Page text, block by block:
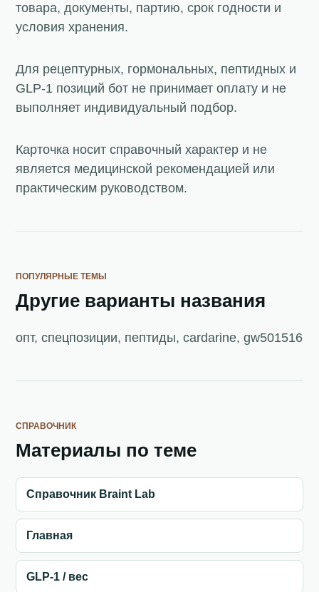
товара, документы, партию, срок годности и
условия хранения.
Для рецептурных, гормональных, пептидных и
GLP-1 позиций бот не принимает оплату и не
выполняет индивидуальный подбор.
Карточка носит справочный характер и не
является медицинской рекомендацией или
практическим руководством.
ПОПУЛЯРНЫЕ ТЕМЫ
Другие варианты названия
опт, спецпозиции, пептиды, cardarine, gw501516
СПРАВОЧНИК
Материалы по теме
Справочник Braint Lab
Главная
GLP-1 / вес